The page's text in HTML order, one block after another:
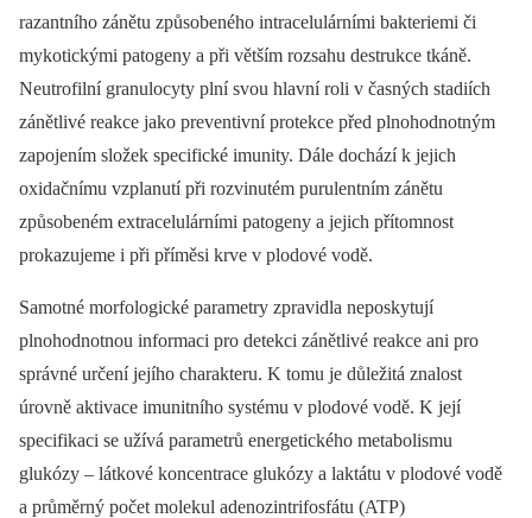
razantního zánětu způsobeného intracelulárními bakteriemi či
mykotickými patogeny a při větším rozsahu destrukce tkáně.
Neutrofilní granulocyty plní svou hlavní roli v časných stadiích
zánětlivé reakce jako preventivní protekce před plnohodnotným
zapojením složek specifické imunity. Dále dochází k jejich
oxidačnímu vzplanutí při rozvinutém purulentním zánětu
způsobeném extracelulárními patogeny a jejich přítomnost
prokazujeme i při příměsi krve v plodové vodě.
Samotné morfologické parametry zpravidla neposkytují
plnohodnotnou informaci pro detekci zánětlivé reakce ani pro
správné určení jejího charakteru. K tomu je důležitá znalost
úrovně aktivace imunitního systému v plodové vodě. K její
specifikaci se užívá parametrů energetického metabolismu
glukózy –⁠ látkové koncentrace glukózy a laktátu v plodové vodě
a průměrný počet molekul adenozintrifosfátu (ATP)